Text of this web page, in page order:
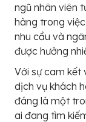
ngũ nhân viên
hàng trong
nhu cầu và
được hưởng
Với sự cam kết
dịch vụ khách
đáng là một
ai đang tìm